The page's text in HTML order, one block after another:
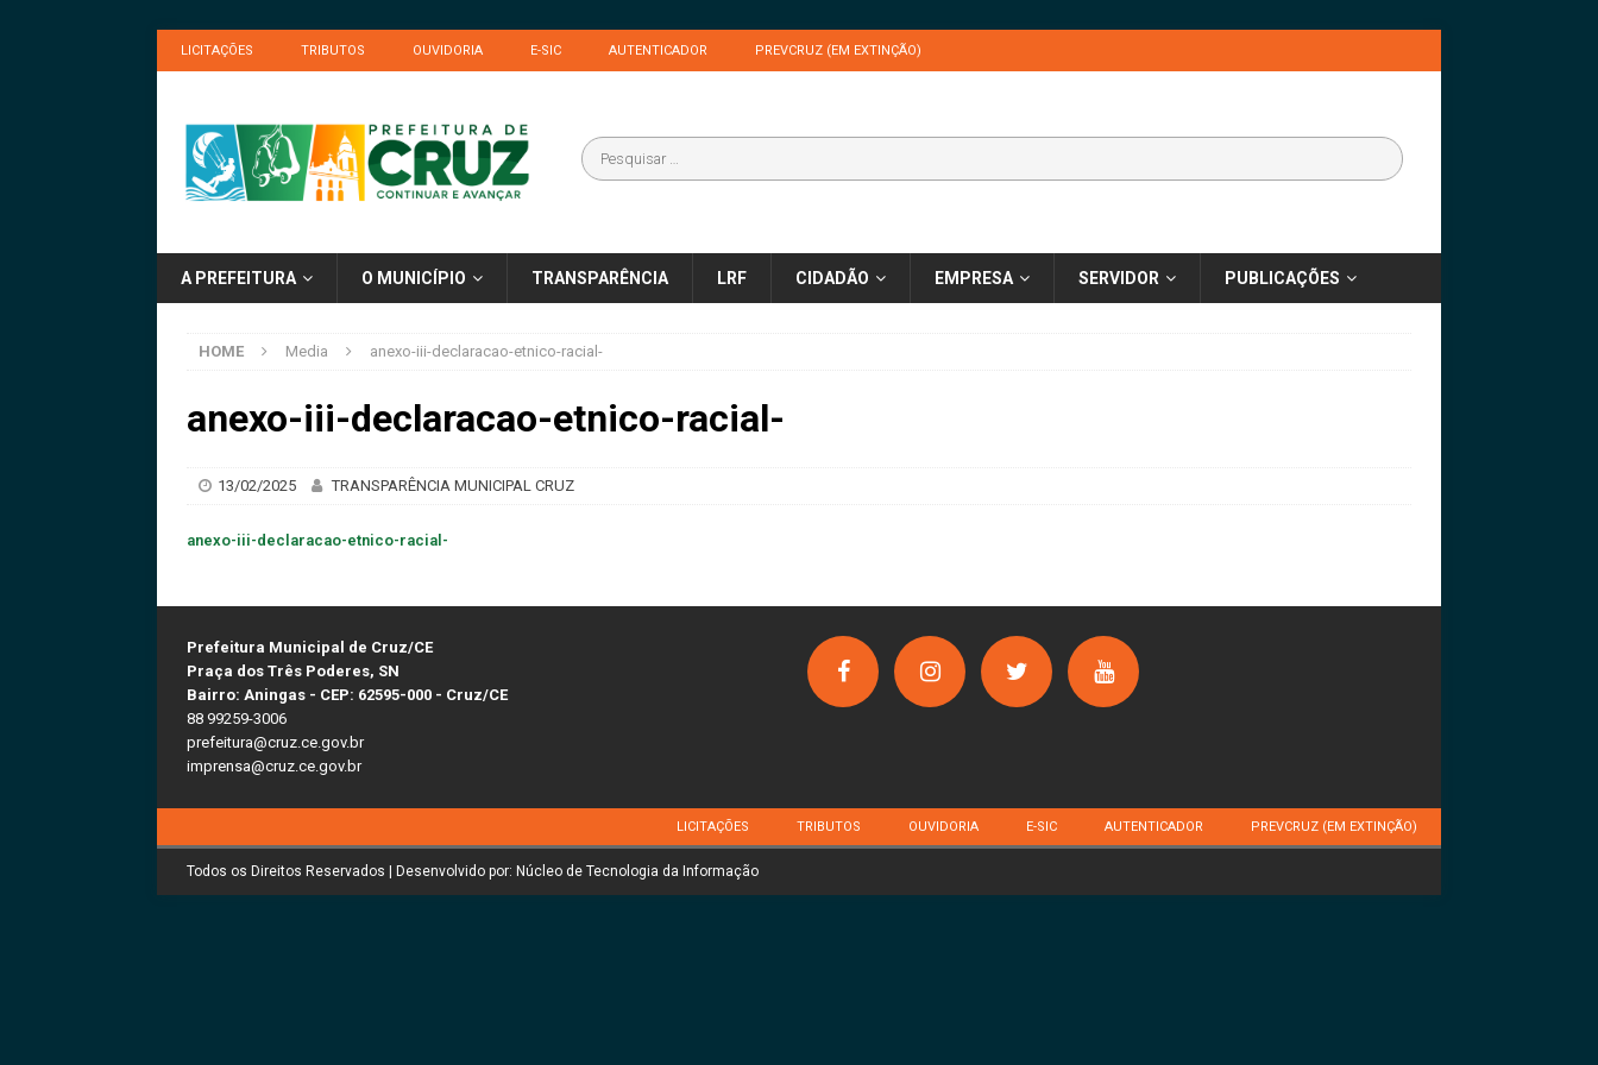
LICITAÇÕES TRIBUTOS OUVIDORIA E-SIC AUTENTICADOR PREVCRUZ (EM EXTINÇÃO)
A PREFEITURA O MUNICÍPIO TRANSPARÊNCIA LRF CIDADÃO EMPRESA SERVIDOR PUBLICAÇÕES
HOME Media anexo-iii-declaracao-etnico-racial-
anexo-iii-declaracao-etnico-racial-
13/02/2025 TRANSPARÊNCIA MUNICIPAL CRUZ
anexo-iii-declaracao-etnico-racial-
Prefeitura Municipal de Cruz/CE
Praça dos Três Poderes, SN
Bairro: Aningas - CEP: 62595-000 - Cruz/CE
88 99259-3006
prefeitura@cruz.ce.gov.br
imprensa@cruz.ce.gov.br
LICITAÇÕES TRIBUTOS OUVIDORIA E-SIC AUTENTICADOR PREVCRUZ (EM EXTINÇÃO)
Todos os Direitos Reservados | Desenvolvido por: Núcleo de Tecnologia da Informação